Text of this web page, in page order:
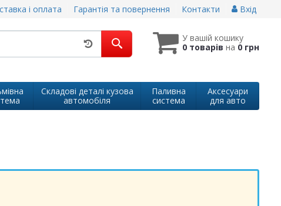
і оплата Гарантія та повернення Контакти Вхід
У вашій кошику
0 товарів на 0 грн
Складові деталі кузова
автомобіля
Паливна
система
Аксесуари
для авто